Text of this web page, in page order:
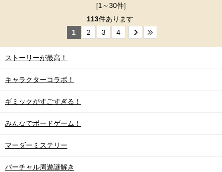
[1～30件]
113件あります
1
2 3 4
ストーリーが最高！
キャラクターコラボ！
ギミックがすごすぎる！
みんなでボードゲーム！
マーダーミステリー
バーチャル周遊謎解き